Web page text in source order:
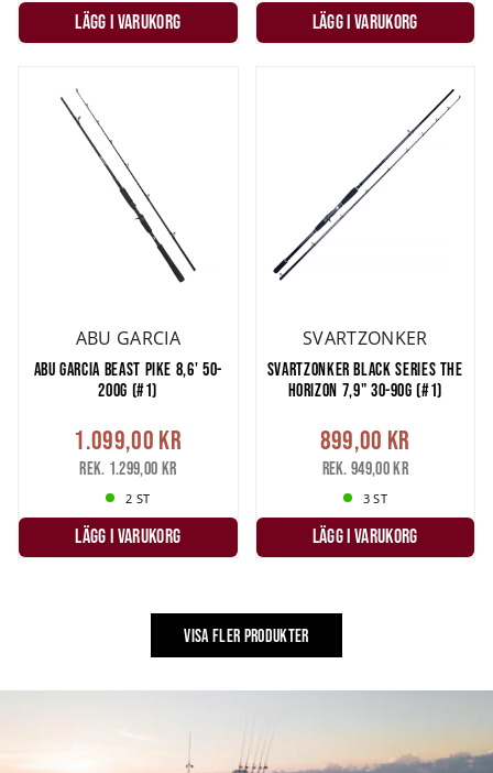
LÄGG I VARUKORG LÄGG I VARUKORG
ABU GARCIA
ABU GARCIA BEAST PIKE 8,6' 50-
200G (#1)
1.099,00 kr
Rek. 1.299,00 kr
2 ST
LÄGG I VARUKORG
SVARTZONKER
SVARTZONKER BLACK SERIES THE
HORIZON 7,9" 30-90G (#1)
899,00 kr
Rek. 949,00 kr
3 ST
LÄGG I VARUKORG
VISA FLER PRODUKTER